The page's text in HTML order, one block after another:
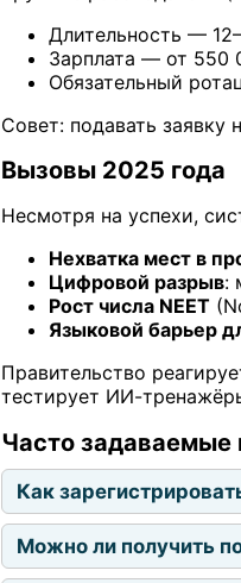
Длительность —
Зарплата — от 550
Обязательный
Совет: подавать
Вызовы 2025 года
Несмотря на успехи,
Нехватка мест в
Цифровой разрыв:
Рост числа NEET
Языковой барьер
Правительство
тестирует ИИ-
Часто задаваемые
Как
Можно ли получить